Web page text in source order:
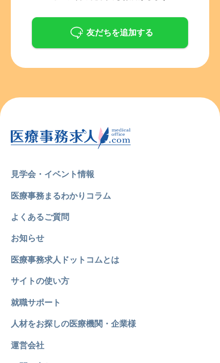
友だちを追加する
見学会・イベント情報
医療事務まるわかりコラム
よくあるご質問
お知らせ
医療事務求人ドットコムとは
サイトの使い方
就職サポート
人材をお探しの医療機関・企業様
運営会社
所在地のエリアを選択してください
各支店担当よりご連絡させていただきます。